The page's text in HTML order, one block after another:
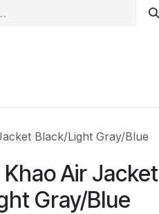
Black/Light Gray/Blue
Air Jacket
Gray/Blue